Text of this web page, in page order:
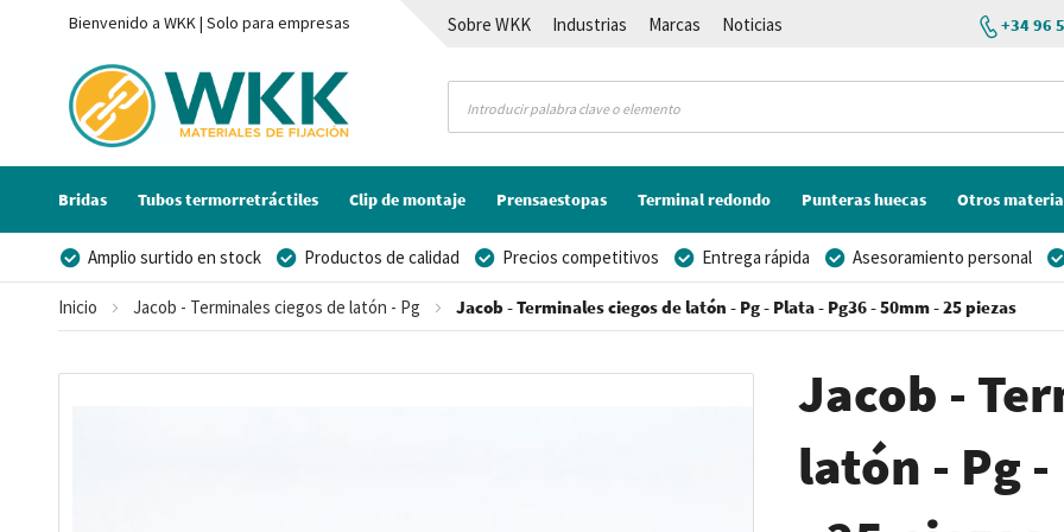
Bienvenido a WKK | Solo para empresas Sobre WKK Industrias Marcas
Noticias
+34 96
Bridas Tubos termorretráctiles Clip de montaje Prensaestopas Terminal redondo Punteras huecas Otros
Amplio surtido en stock Productos de calidad Precios competitivos Entrega rápida
Asesoramiento personal
Posibilidad de crear marca privada
Inicio Jacob - Terminales ciegos de latón - Pg Jacob - Terminales ciegos de latón - Pg - Plata - Pg36 - 50mm - 25 piezas
Jacob -
latón - Pg